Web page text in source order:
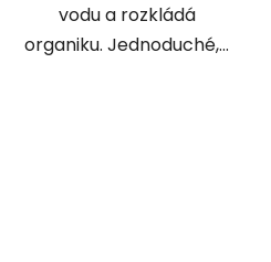
vodu a rozkládá
organiku. Jednoduché,...